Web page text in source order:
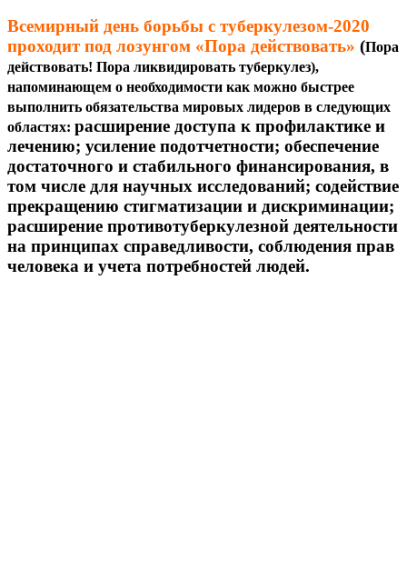
Всемирный день борьбы с туберкулезом-2020
проходит под лозунгом «Пора действовать» (Пора
действовать! Пора ликвидировать туберкулез),
напоминающем о необходимости как можно быстрее
выполнить обязательства мировых лидеров в следующих
областях: расширение доступа к профилактике и
лечению; усиление подотчетности; обеспечение
достаточного и стабильного финансирования, в
том числе для научных исследований; содействие
прекращению стигматизации и дискриминации;
расширение противотуберкулезной деятельности
на принципах справедливости, соблюдения прав
человека и учета потребностей людей.